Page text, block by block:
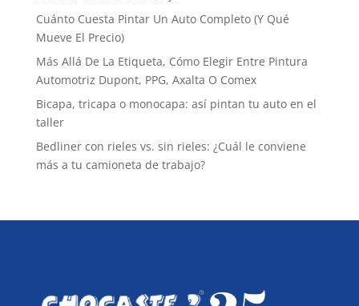
Cuánto Cuesta Pintar Un Auto Completo (Y Qué
Mueve El Precio)
Más Allá De La Etiqueta, Cómo Elegir Entre Pintura
Automotriz Dupont, PPG, Axalta O Comex
Bicapa, tricapa o monocapa: así pintan tu auto en el
taller
Bedliner con rieles vs. sin rieles: ¿Cuál le conviene
más a tu camioneta de trabajo?